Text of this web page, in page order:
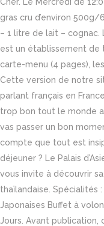
gras cru d’environ
– 1 litre de lait – cognac.
est un établissement de
carte-menu (4 pages),
Cette version de notre
parlant français en
trop bon tout le monde
vas passer un bon
compte que tout est
déjeuner ? Le Palais
vous invite à découvrir
thaïlandaise. Spécialités
Japonaises Buffet à
Jours. Avant publication,